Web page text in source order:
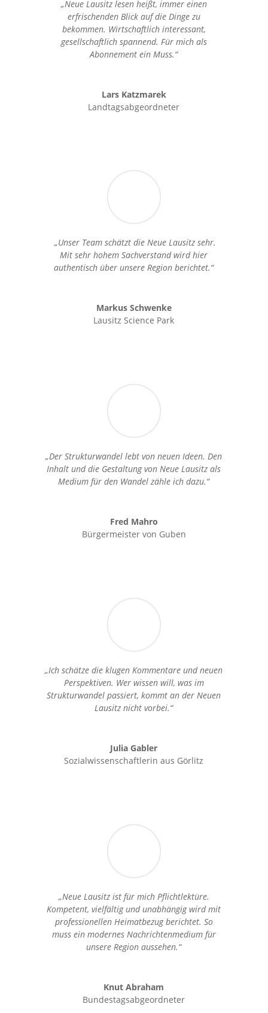
„Neue Lausitz lesen heißt, immer einen
erfrischenden Blick auf die Dinge zu
bekommen. Wirtschaftlich interessant,
gesellschaftlich spannend. Für mich als
Abonnement ein Muss.“
Lars Katzmarek
Landtagsabgeordneter
„Unser Team schätzt die Neue Lausitz sehr.
Mit sehr hohem Sachverstand wird hier
authentisch über unsere Region berichtet.“
Markus Schwenke
Lausitz Science Park
„Der Strukturwandel lebt von neuen Ideen. Den
Inhalt und die Gestaltung von Neue Lausitz als
Medium für den Wandel zähle ich dazu.“
Fred Mahro
Bürgermeister von Guben
„Ich schätze die klugen Kommentare und neuen
Perspektiven. Wer wissen will, was im
Strukturwandel passiert, kommt an der Neuen
Lausitz nicht vorbei.“
Julia Gabler
Sozialwissenschaftlerin aus Görlitz
„Neue Lausitz ist für mich Pflichtlektüre.
Kompetent, vielfältig und unabhängig wird mit
professionellen Heimatbezug berichtet. So
muss ein modernes Nachrichtenmedium für
unsere Region aussehen.“
Knut Abraham
Bundestagsabgeordneter